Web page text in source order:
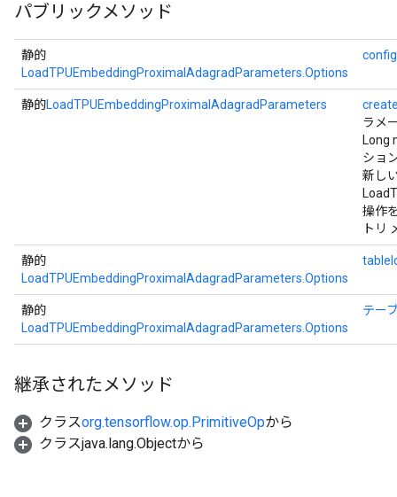
パブリックメソッド
静的
LoadTPUEmbeddingProximalAdagradParameters.Options
config
静的LoadTPUEmbeddingProximalAdagradParameters
ラメ
Long
ショ
新し
操作
トリ
静的
LoadTPUEmbeddingProximalAdagradParameters.Options
静的
LoadTPUEmbeddingProximalAdagradParameters.Options
テー
継承されたメソッド
クラスorg.tensorflow.op.PrimitiveOpから
クラスjava.lang.Objectから